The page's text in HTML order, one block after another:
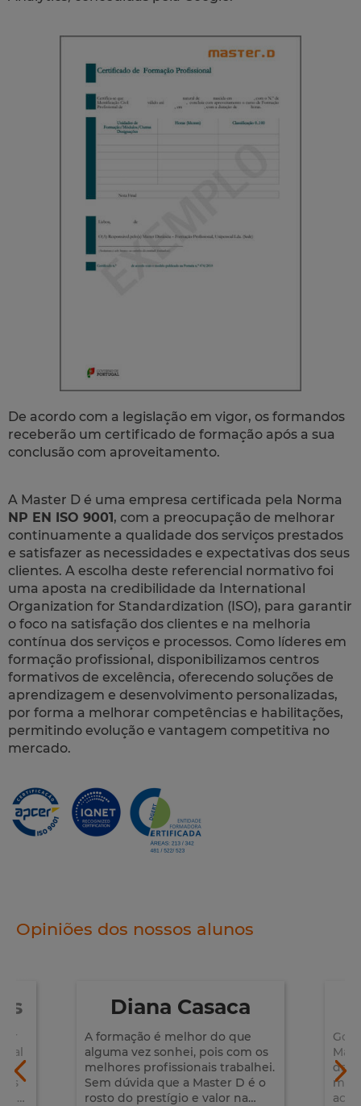
De acordo com a legislação em vigor, os formandos
receberão um certificado de formação após a sua
conclusão com aproveitamento.
A Master D é uma empresa certificada pela Norma
NP EN ISO 9001, com a preocupação de melhorar
continuamente a qualidade dos serviços prestados
e satisfazer as necessidades e expectativas dos seus
clientes. A escolha deste referencial normativo foi
uma aposta na credibilidade da International
Organization for Standardization (ISO), para garantir
o foco na satisfação dos clientes e na melhoria
contínua dos serviços e processos. Como líderes em
formação profissional, disponibilizamos centros
formativos de excelência, oferecendo soluções de
aprendizagem e desenvolvimento personalizadas,
por forma a melhorar competências e habilitações,
permitindo evolução e vantagem competitiva no
mercado.
Opiniões dos nossos alunos
os
o
Ariana Semedo
Gostei muito do curso de
Marketing Digital, pois é uma
das saídas profissionais mais
modernas e completas da
actualidade. No meu estágio,
A
D
foi